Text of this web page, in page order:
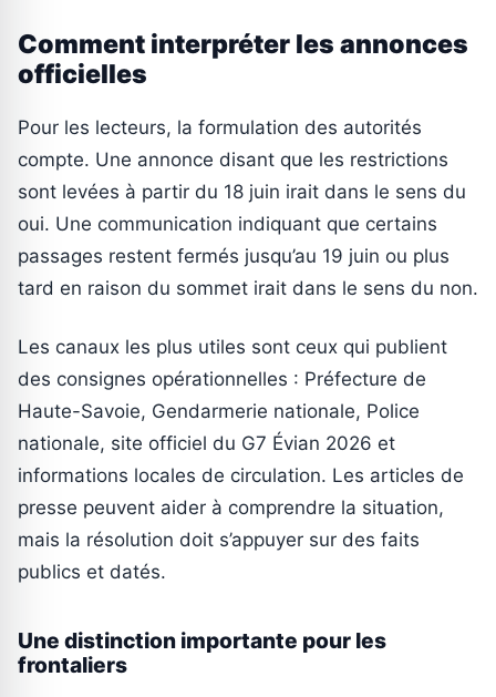
Comment interpréter les annonces
officielles
Pour les lecteurs, la formulation des autorités
compte. Une annonce disant que les restrictions
sont levées à partir du 18 juin irait dans le sens du
oui. Une communication indiquant que certains
passages restent fermés jusqu’au 19 juin ou plus
tard en raison du sommet irait dans le sens du non.
Les canaux les plus utiles sont ceux qui publient
des consignes opérationnelles : Préfecture de
Haute-Savoie, Gendarmerie nationale, Police
nationale, site officiel du G7 Évian 2026 et
informations locales de circulation. Les articles de
presse peuvent aider à comprendre la situation,
mais la résolution doit s’appuyer sur des faits
publics et datés.
Une distinction importante pour les
frontaliers